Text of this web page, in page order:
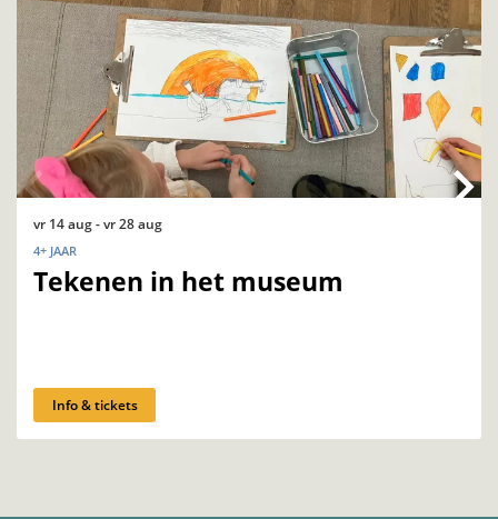
Tekenen in het museum
4+ JAAR
vr 14 aug-vr 28 aug
Info & tickets